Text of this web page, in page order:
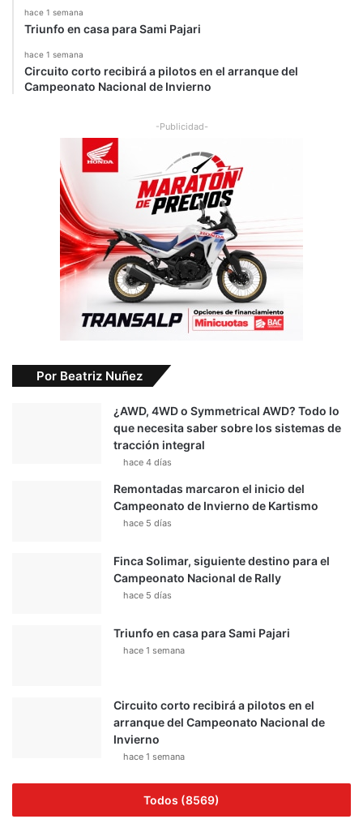
hace 1 semana
Triunfo en casa para Sami Pajari
hace 1 semana
Circuito corto recibirá a pilotos en el arranque del
Campeonato Nacional de Invierno
-Publicidad-
Por Beatriz Nuñez
¿AWD, 4WD o Symmetrical AWD? Todo lo
que necesita saber sobre los sistemas de
tracción integral
hace 4 días
Remontadas marcaron el inicio del
Campeonato de Invierno de Kartismo
hace 5 días
Finca Solimar, siguiente destino para el
Campeonato Nacional de Rally
hace 5 días
Triunfo en casa para Sami Pajari
hace 1 semana
Circuito corto recibirá a pilotos en el
arranque del Campeonato Nacional de
Invierno
hace 1 semana
Todos (8569)